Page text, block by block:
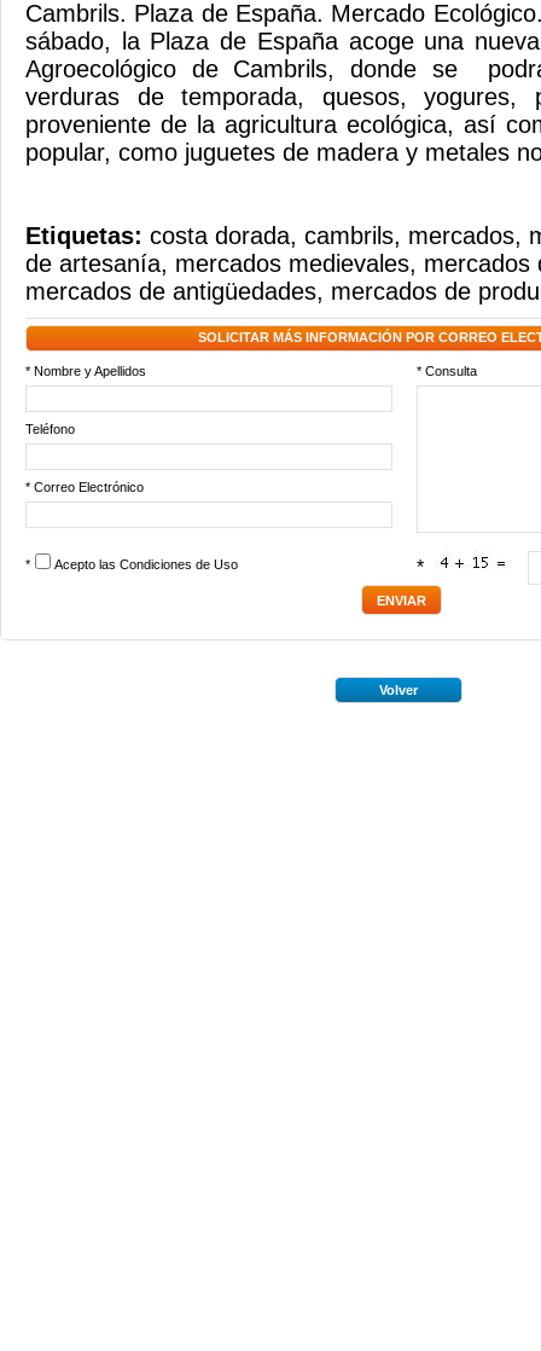
Cambrils. Plaza de España. Mercado
sábado, la Plaza de España acoge una
Agroecológico de Cambrils, donde se
verduras de temporada, quesos,
proveniente de la agricultura ecológica, así
popular, como juguetes de madera y metales
Etiquetas: costa dorada, cambrils, mercados,
de artesanía, mercados medievales, mercados
mercados de antigüedades, mercados de
SOLICITAR MÁS INFORMACIÓN POR CORREO
* Nombre y Apellidos * Consulta
Teléfono
* Correo Electrónico
* Acepto las Condiciones de Uso *
Volver